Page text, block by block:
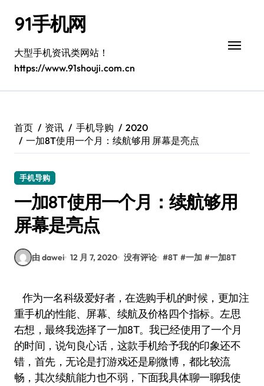
91手机网
大型手机资讯类网站！
https://www.91shouji.com.cn
首页 资讯 手机导购
2020
一加8T使用一个月：续航够用 屏幕是亮点
手机导购
一加8T使用一个月：续航够用
屏幕是亮点
由 dawei 12 月 7, 2020 没有评论 #8T #一加 #一加8T
作为一名科级爱好者，在选购手机的时候，更加注
重手机的性能、屏幕、续航及价格四个指标。左思
右想，最终我选择了一加8T。我已经使用了一个月
的时间，说句良心话，这款手机给予我的印象还不
错，首先，无论是打游戏还是刷微博，都比较流
畅，其次续航能力也不弱，下面我具体聊一聊我使